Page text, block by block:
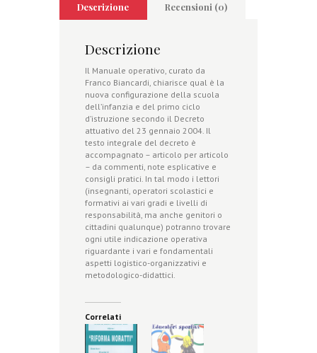
Descrizione Recensioni (0)
Descrizione
Il Manuale operativo, curato da
Franco Biancardi, chiarisce qual è la
nuova configurazione della scuola
dell’infanzia e del primo ciclo
d’istruzione secondo il Decreto
attuativo del 23 gennaio 2004. Il
testo integrale del decreto è
accompagnato – articolo per articolo
– da commenti, note esplicative e
consigli pratici. In tal modo i lettori
(insegnanti, operatori scolastici e
formativi ai vari gradi e livelli di
responsabilità, ma anche genitori o
cittadini qualunque) potranno trovare
ogni utile indicazione operativa
riguardante i vari e fondamentali
aspetti logistico-organizzativi e
metodologico-didattici.
Correlati